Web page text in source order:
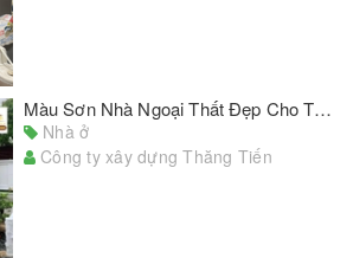
Màu Sơn Nhà Ngoại Thất Đẹp Cho Tổ Ấm Thân Yêu Của Bạn
Nhà ở
Công ty xây dựng Thăng Tiến